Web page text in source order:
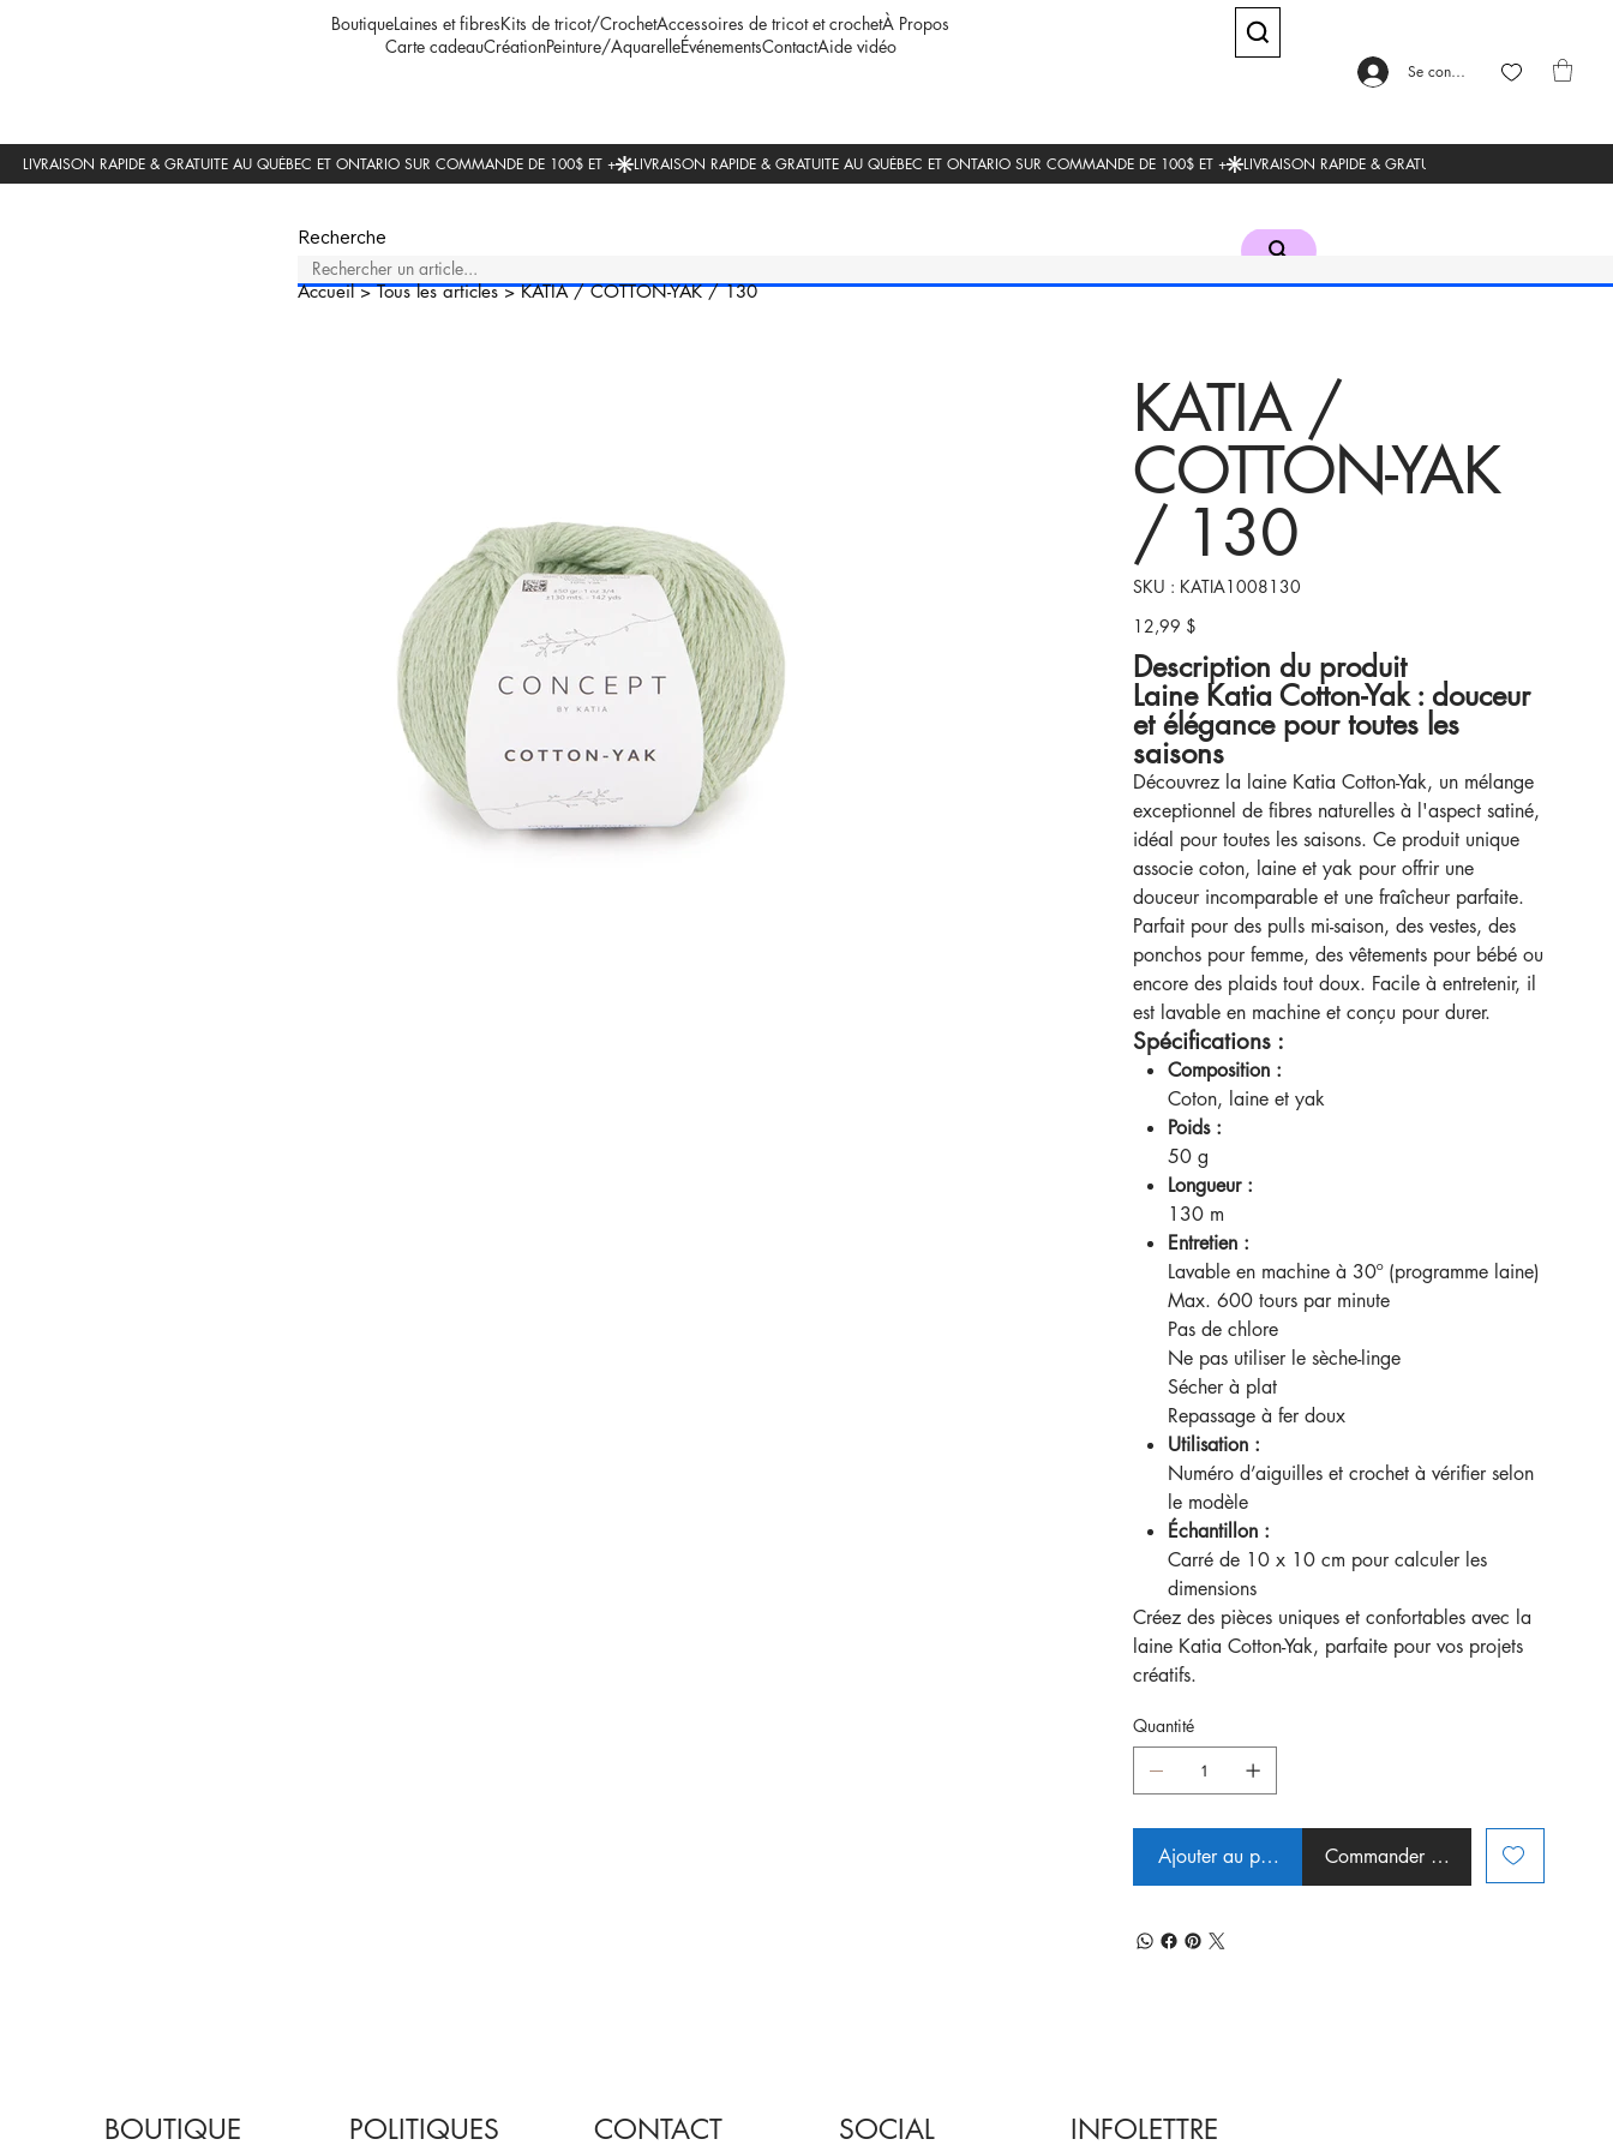
BoutiqueLaines et fibresKits de tricot/CrochetAccessoires de tricot et crochetÀ Propos
Carte cadeauCréationPeinture/AquarelleÉvénementsContactAide vidéo
Se connecter
Recherche
Accueil>Tous les articles>KATIA / COTTON-YAK / 130
KATIA /
COTTON-YAK
/ 130
SKU : SKU
KATIA1008130
KATIA1008130
Prix
12,99 $
Description du produit
Laine Katia Cotton-Yak : douceur
et élégance pour toutes les
saisons
Découvrez la laine Katia Cotton-Yak, un mélange
exceptionnel de fibres naturelles à l'aspect satiné,
idéal pour toutes les saisons. Ce produit unique
associe coton, laine et yak pour offrir une
douceur incomparable et une fraîcheur parfaite.
Parfait pour des pulls mi-saison, des vestes, des
ponchos pour femme, des vêtements pour bébé ou
encore des plaids tout doux. Facile à entretenir, il
est lavable en machine et conçu pour durer.
Spécifications :
Composition :
Coton, laine et yak
Poids :
50 g
Longueur :
130 m
Entretien :
Lavable en machine à 30º (programme laine)
Max. 600 tours par minute
Pas de chlore
Ne pas utiliser le sèche-linge
Sécher à plat
Repassage à fer doux
Utilisation :
Numéro d’aiguilles et crochet à vérifier selon
le modèle
Échantillon :
Carré de 10 x 10 cm pour calculer les
dimensions
Créez des pièces uniques et confortables avec la
laine Katia Cotton-Yak, parfaite pour vos projets
créatifs.
Quantité
Ajouter au panier Commander et payer
BOUTIQUE POLITIQUES CONTACT SOCIAL INFOLETTRE